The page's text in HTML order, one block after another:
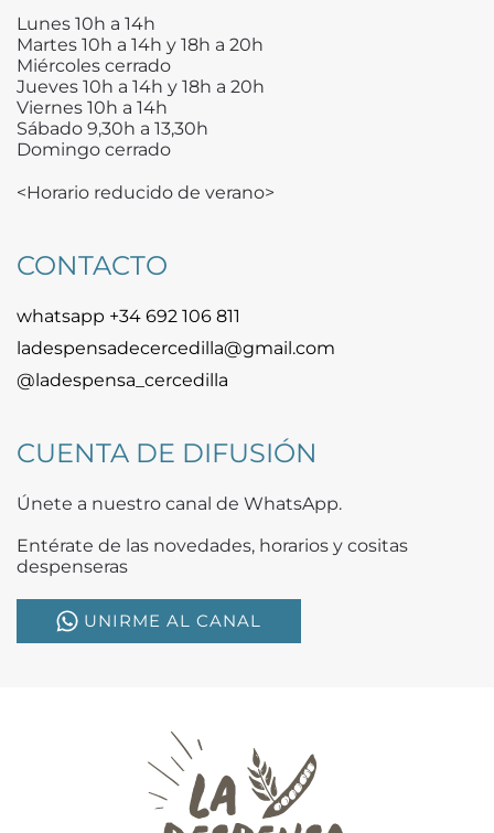
Lunes 10h a 14h
Martes 10h a 14h y 18h a 20h
Miércoles cerrado
Jueves 10h a 14h y 18h a 20h
Viernes 10h a 14h
Sábado 9,30h a 13,30h
Domingo cerrado
<Horario reducido de verano>
CONTACTO
whatsapp +34 692 106 811
ladespensadecercedilla@gmail.com
@ladespensa_cercedilla
CUENTA DE DIFUSIÓN
Únete a nuestro canal de WhatsApp.
Entérate de las novedades, horarios y cositas
despenseras
UNIRME AL CANAL